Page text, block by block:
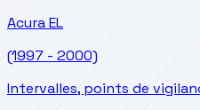
AcuraEL
(1997 - 2000)
Intervalles, points de